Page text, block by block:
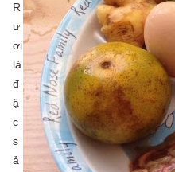
R
ư
ơi
là
đ
ặ
c
s
ả